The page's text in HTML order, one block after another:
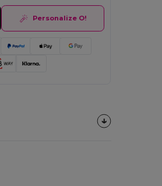
Personalize O!